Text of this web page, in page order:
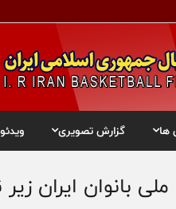
ها گزارش تصویری ویدئو
بانوان ایران زیر